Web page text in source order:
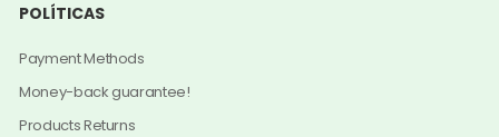
POLÍTICAS
Payment Methods
Money-back guarantee!
Products Returns